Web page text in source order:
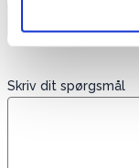
Skriv dit spørgsmål